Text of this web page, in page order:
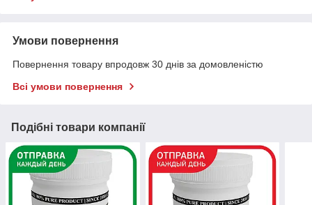
Умови повернення
Повернення товару впродовж 30 днів за домовленістю
Всі умови повернення
Подібні товари компанії